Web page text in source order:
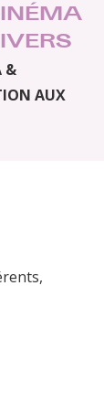
&
AUX